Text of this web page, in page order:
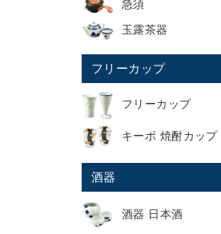
急須
玉露茶器
フリーカップ
フリーカップ
キーポ 焼酎カップ
酒器
酒器 日本酒